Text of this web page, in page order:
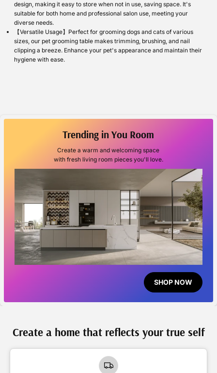
design, making it easy to store when not in use, saving space. It's
suitable for both home and professional salon use, meeting your
diverse needs.
【Versatile Usage】Perfect for grooming dogs and cats of various
sizes, our pet grooming table makes trimming, brushing, and nail
clipping a breeze. Enhance your pet's appearance and maintain their
hygiene with ease.
Trending in You Room
Create a warm and welcoming space
with fresh living room pieces you'll love.
SHOP NOW
Create a home that reflects your true self